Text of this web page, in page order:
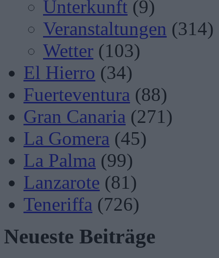
Unterkunft (9)
Veranstaltungen (314)
Wetter (103)
El Hierro (34)
Fuerteventura (88)
Gran Canaria (271)
La Gomera (45)
La Palma (99)
Lanzarote (81)
Teneriffa (726)
Neueste Beiträge